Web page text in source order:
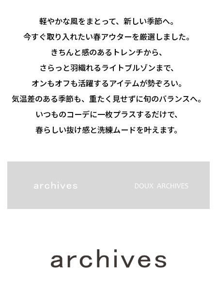
軽やかな風をまとって、新しい季節へ。
今すぐ取り入れたい春アウターを厳選しました。
きちんと感のあるトレンチから、
さらっと羽織れるライトブルゾンまで、
オンもオフも活躍するアイテムが勢ぞろい。
気温差のある季節も、重たく見せずに旬のバランスへ。
いつものコーデに一枚プラスするだけで、
春らしい抜け感と洗練ムードを叶えます。